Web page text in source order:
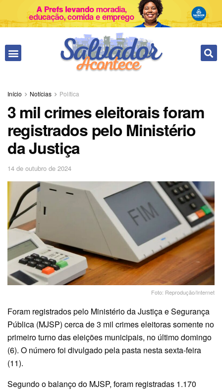
Início Notícias Política
3 mil crimes eleitorais foram
registrados pelo Ministério
da Justiça
14 de outubro de 2024
Foto: Reprodução/Internet
Foram registrados pelo Ministério da Justiça e Segurança
Pública (MJSP) cerca de 3 mil crimes eleitoras somente no
primeiro turno das eleições municipais, no último domingo
(6). O número foi divulgado pela pasta nesta sexta-feira
(11).
Segundo o balanço do MJSP, foram registradas 1.170